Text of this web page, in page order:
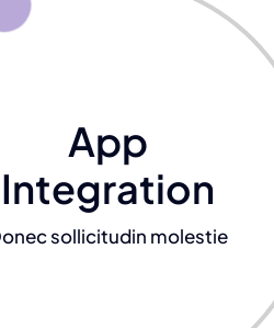
App
Integration
sollicitudin molestie